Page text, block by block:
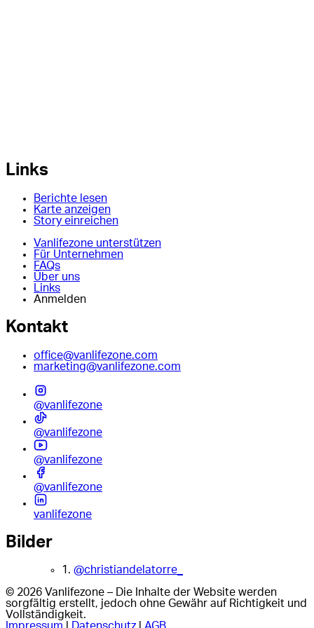
Links
Berichte lesen
Karte anzeigen
Story einreichen
Vanlifezone unterstützen
Für Unternehmen
FAQs
Über uns
Links
Anmelden
Kontakt
office@vanlifezone.com
marketing@vanlifezone.com
@vanlifezone
@vanlifezone
@vanlifezone
@vanlifezone
vanlifezone
Bilder
1. @christiandelatorre_
© 2026 Vanlifezone – Die Inhalte der Website werden
sorgfältig erstellt, jedoch ohne Gewähr auf Richtigkeit und
Vollständigkeit.